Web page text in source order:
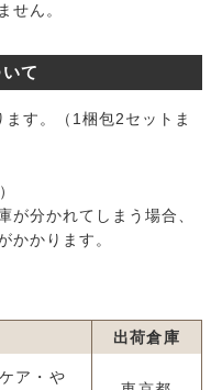
せん。
て
す。（1梱包2セットま
分かれてしまう場合、
かかります。
出荷倉庫
ア・や